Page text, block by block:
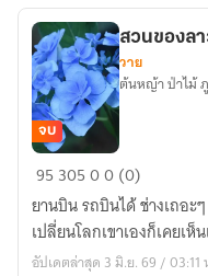
สวน
ของ
ลาวา
(จบ)
จบ
สวนของล
วาย
ต้นหญ้า ป่าไม้
95 30500 (0)
ยานบิน รถบินได้ ช่างเถอะ
เปลี่ยนโลกเขาเองก็เคยเ
อัปเดตล่าสุด 3 มิ.ย. 69 / 03:11